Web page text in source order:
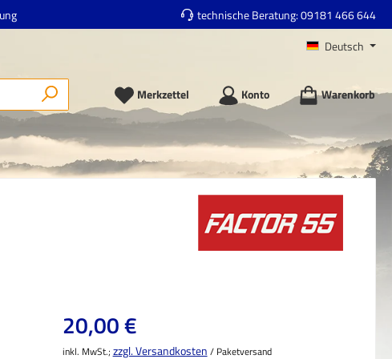
technische Beratung:09181 466 644
Deutsch
Merkzettel Konto Warenkorb
Regulärer Preis:
20,00 €
inkl. MwSt.; zzgl. Versandkosten / Paketversand